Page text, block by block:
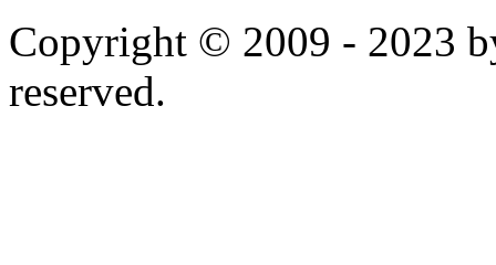
Copyright © 2009 - 2023
reserved.